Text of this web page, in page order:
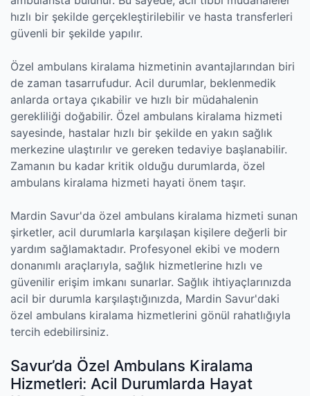
hızlı bir şekilde gerçekleştirilebilir ve hasta transferleri
güvenli bir şekilde yapılır.
Özel ambulans kiralama hizmetinin avantajlarından biri
de zaman tasarrufudur. Acil durumlar, beklenmedik
anlarda ortaya çıkabilir ve hızlı bir müdahalenin
gerekliliği doğabilir. Özel ambulans kiralama hizmeti
sayesinde, hastalar hızlı bir şekilde en yakın sağlık
merkezine ulaştırılır ve gereken tedaviye başlanabilir.
Zamanın bu kadar kritik olduğu durumlarda, özel
ambulans kiralama hizmeti hayati önem taşır.
Mardin Savur'da özel ambulans kiralama hizmeti sunan
şirketler, acil durumlarla karşılaşan kişilere değerli bir
yardım sağlamaktadır. Profesyonel ekibi ve modern
donanımlı araçlarıyla, sağlık hizmetlerine hızlı ve
güvenilir erişim imkanı sunarlar. Sağlık ihtiyaçlarınızda
acil bir durumla karşılaştığınızda, Mardin Savur'daki
özel ambulans kiralama hizmetlerini gönül rahatlığıyla
tercih edebilirsiniz.
Savur’da Özel Ambulans Kiralama
Hizmetleri: Acil Durumlarda Hayat